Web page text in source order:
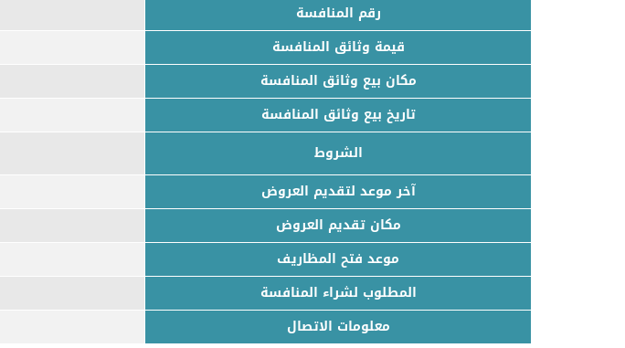
رقم المنافسة
قيمة وثائق المنافسة
مكان بيع وثائق المنافسة
تاريخ بيع وثائق المنافسة
الشروط
آخر موعد لتقديم العروض
مكان تقديم العروض
موعد فتح المظاريف
المطلوب لشراء المنافسة
معلومات الاتصال